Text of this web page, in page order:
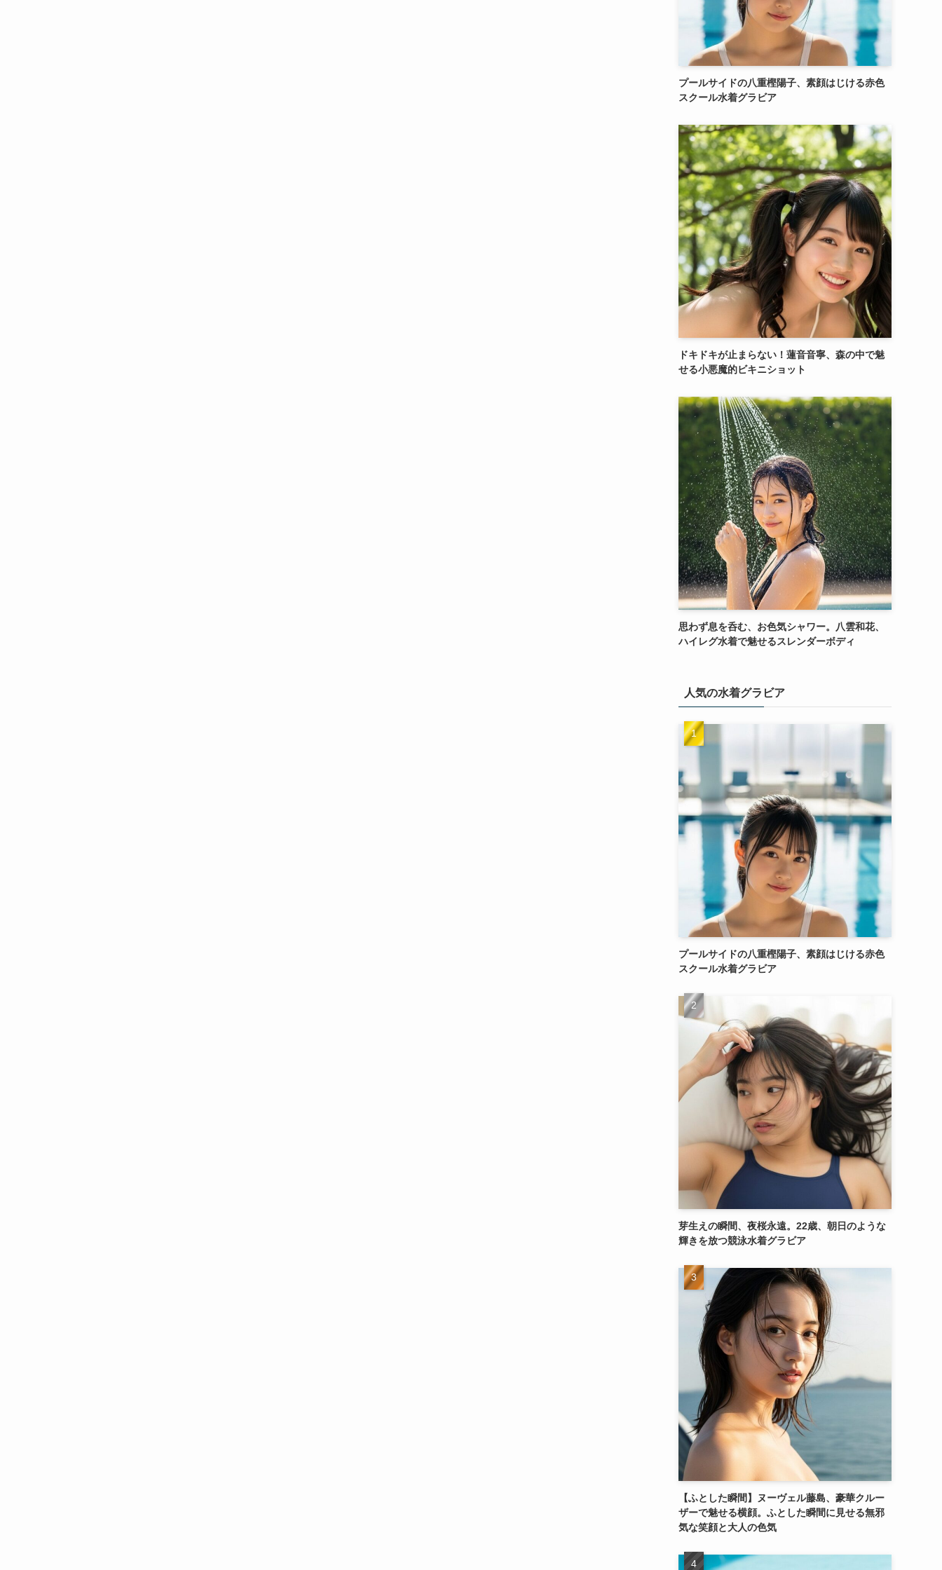
プールサイドの八重樫陽子、素顔はじける赤色
スクール水着グラビア
ドキドキが止まらない！蓮音音寧、森の中で魅
せる小悪魔的ビキニショット
思わず息を呑む、お色気シャワー。八雲和花、
ハイレグ水着で魅せるスレンダーボディ
人気の水着グラビア
プールサイドの八重樫陽子、素顔はじける赤色
スクール水着グラビア
芽生えの瞬間、夜桜永遠。22歳、朝日のような
輝きを放つ競泳水着グラビア
【ふとした瞬間】ヌーヴェル藤島、豪華クルー
ザーで魅せる横顔。ふとした瞬間に見せる無邪
気な笑顔と大人の色気